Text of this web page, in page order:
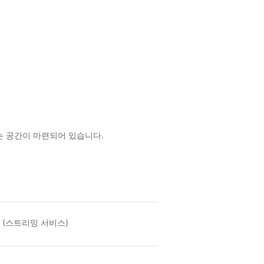
공간이 마련되어 있습니다.
스트리밍 서비스)